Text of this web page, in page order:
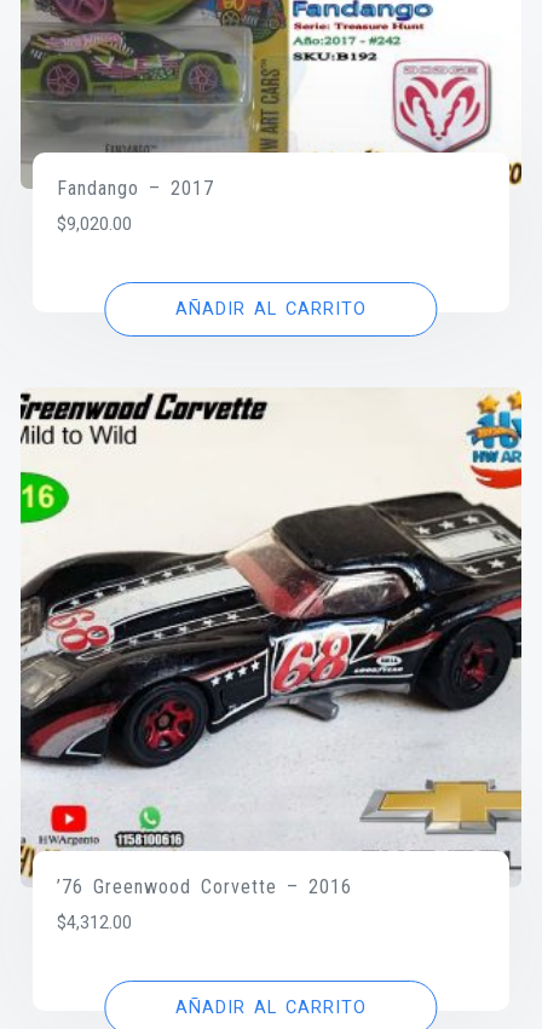
Fandango – 2017
$9,020.00
AÑADIR AL CARRITO
’76 Greenwood Corvette – 2016
$4,312.00
AÑADIR AL CARRITO